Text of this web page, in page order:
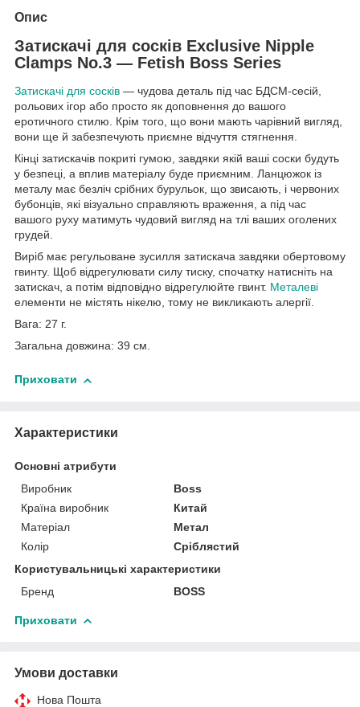
Опис
Затискачі для сосків Exclusive Nipple
Clamps No.3 — Fetish Boss Series
Затискачі для сосків — чудова деталь під час БДСМ-сесій,
рольових ігор або просто як доповнення до вашого
еротичного стилю. Крім того, що вони мають чарівний вигляд,
вони ще й забезпечують приємне відчуття стягнення.
Кінці затискачів покриті гумою, завдяки якій ваші соски будуть
у безпеці, а вплив матеріалу буде приємним. Ланцюжок із
металу має безліч срібних бурульок, що звисають, і червоних
бубонців, які візуально справляють враження, а під час
вашого руху матимуть чудовий вигляд на тлі ваших оголених
грудей.
Виріб має регульоване зусилля затискача завдяки обертовому
гвинту. Щоб відрегулювати силу тиску, спочатку натисніть на
затискач, а потім відповідно відрегулюйте гвинт. Металеві
елементи не містять нікелю, тому не викликають алергії.
Вага: 27 г.
Загальна довжина: 39 см.
Приховати
Характеристики
Основні атрибути
Виробник
Boss
Країна виробник
Китай
Матеріал
Метал
Колір
Сріблястий
Користувальницькі характеристики
Бренд
BOSS
Приховати
Умови доставки
Нова Пошта